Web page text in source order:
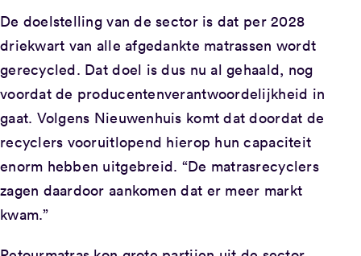
De doelstelling van de sector is dat per 2028
driekwart van alle afgedankte matrassen wordt
gerecycled. Dat doel is dus nu al gehaald, nog
voordat de producentenverantwoordelijkheid in
gaat. Volgens Nieuwenhuis komt dat doordat de
recyclers vooruitlopend hierop hun capaciteit
enorm hebben uitgebreid. “De matrasrecyclers
zagen daardoor aankomen dat er meer markt
kwam.”